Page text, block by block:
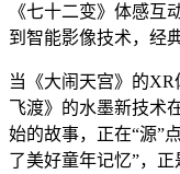
《七十二变》体感互
到智能影像技术，经
当《大闹天宫》的
飞渡》的水墨新技术
始的故事，正在“源”
了美好童年记忆”，正